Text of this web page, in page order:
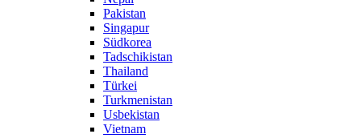
Pakistan
Singapur
Südkorea
Tadschikistan
Thailand
Türkei
Turkmenistan
Usbekistan
Vietnam